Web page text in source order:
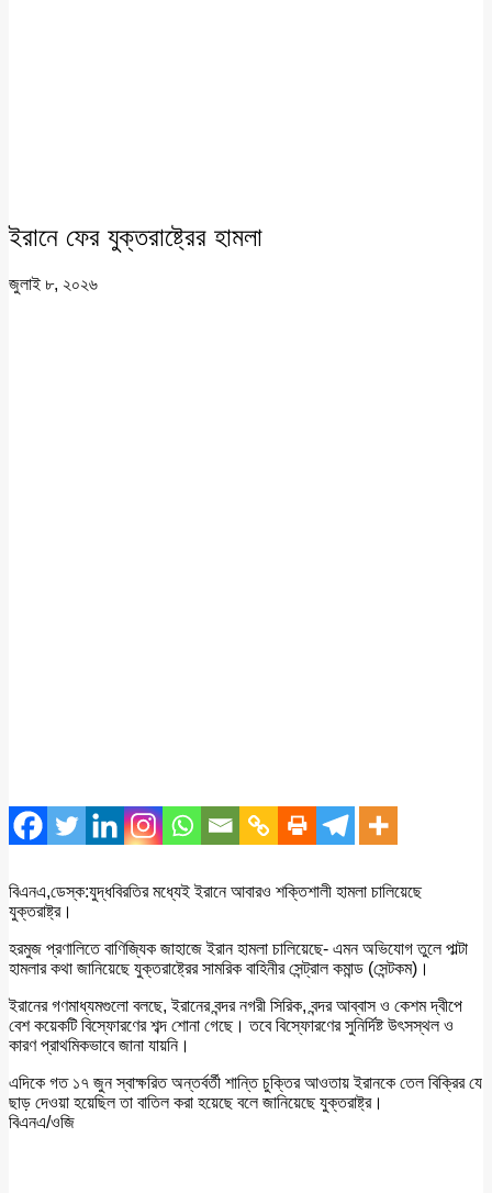
ইরানে ফের যুক্তরাষ্ট্রের হামলা
জুলাই ৮, ২০২৬
বিএনএ,ডেস্ক:যুদ্ধবিরতির মধ্যেই ইরানে আবারও শক্তিশালী হামলা চালিয়েছে
যুক্তরাষ্ট্র।
হরমুজ প্রণালিতে বাণিজ্যিক জাহাজে ইরান হামলা চালিয়েছে- এমন অভিযোগ তুলে পাল্টা
হামলার কথা জানিয়েছে যুক্তরাষ্ট্রের সামরিক বাহিনীর সেন্ট্রাল কমান্ড (সেন্টকম)।
ইরানের গণমাধ্যমগুলো বলছে, ইরানের বন্দর নগরী সিরিক, বন্দর আব্বাস ও কেশম দ্বীপে
বেশ কয়েকটি বিস্ফোরণের শব্দ শোনা গেছে। তবে বিস্ফোরণের সুনির্দিষ্ট উৎসস্থল ও
কারণ প্রাথমিকভাবে জানা যায়নি।
এদিকে গত ১৭ জুন স্বাক্ষরিত অন্তর্বর্তী শান্তি চুক্তির আওতায় ইরানকে তেল বিক্রির যে
ছাড় দেওয়া হয়েছিল তা বাতিল করা হয়েছে বলে জানিয়েছে যুক্তরাষ্ট্র।
বিএনএ/ওজি